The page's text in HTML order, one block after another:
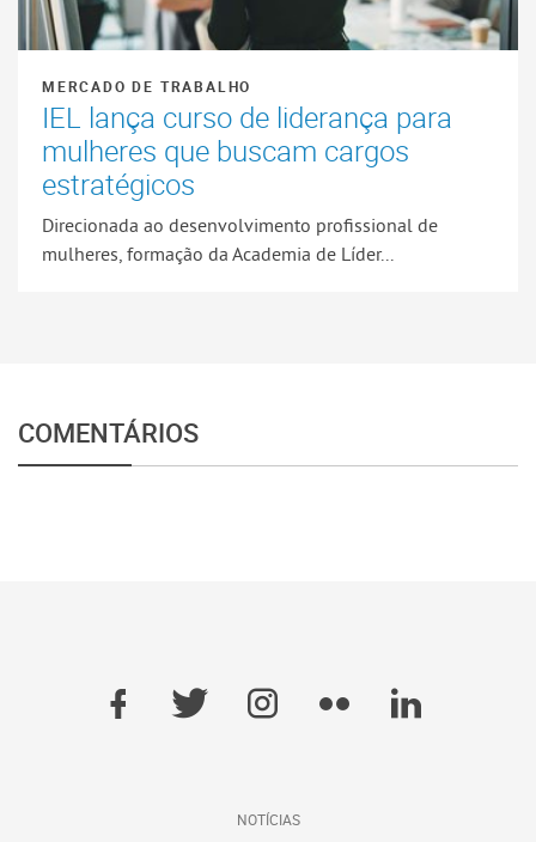
MERCADO DE TRABALHO
IEL lança curso de liderança para
mulheres que buscam cargos
estratégicos
Direcionada ao desenvolvimento profissional de
mulheres, formação da Academia de Líder...
COMENTÁRIOS
NOTÍCIAS